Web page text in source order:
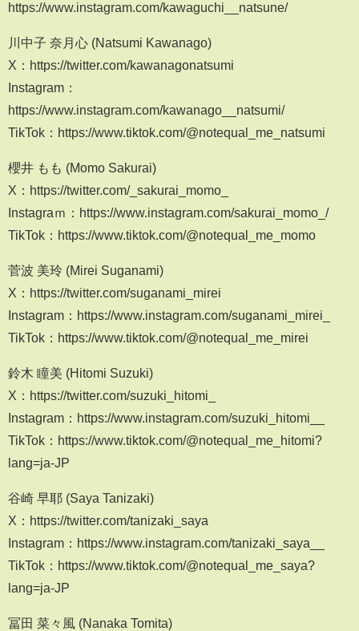
https://www.instagram.com/kawaguchi__natsune/
川中子 奈月心 (Natsumi Kawanago)
X：https://twitter.com/kawanagonatsumi
Instagram：
https://www.instagram.com/kawanago__natsumi/
TikTok：https://www.tiktok.com/@notequal_me_natsumi
櫻井 もも (Momo Sakurai)
X：https://twitter.com/_sakurai_momo_
Instagraｍ：https://www.instagram.com/sakurai_momo_/
TikTok：https://www.tiktok.com/@notequal_me_momo
菅波 美玲 (Mirei Suganami)
X：https://twitter.com/suganami_mirei
Instagram：https://www.instagram.com/suganami_mirei_
TikTok：https://www.tiktok.com/@notequal_me_mirei
鈴木 瞳美 (Hitomi Suzuki)
X：https://twitter.com/suzuki_hitomi_
Instagram：https://www.instagram.com/suzuki_hitomi__
TikTok：https://www.tiktok.com/@notequal_me_hitomi?
lang=ja-JP
谷崎 早耶 (Saya Tanizaki)
X：https://twitter.com/tanizaki_saya
Instagram：https://www.instagram.com/tanizaki_saya__
TikTok：https://www.tiktok.com/@notequal_me_saya?
lang=ja-JP
冨田 菜々風 (Nanaka Tomita)